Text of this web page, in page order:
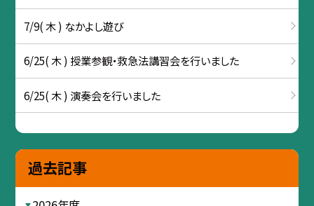
7/9( 木 ) なかよし遊び
6/25( 木 ) 授業参観・救急法講習会を行いました
6/25( 木 ) 演奏会を行いました
過去記事